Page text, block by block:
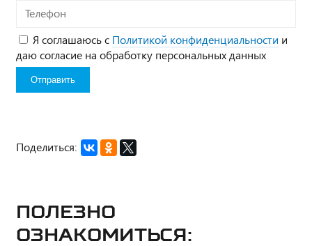
Телефон
Я соглашаюсь с Политикой конфиденциальности и
даю согласие на обработку персональных данных
Поделиться:
Полезно
ознакомиться: